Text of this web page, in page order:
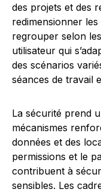
des projets et des
redimensionner
regrouper selon
utilisateur qui
des scénarios
séances de travail
La sécurité prend
mécanismes
données et des
permissions et le
contribuent à
sensibles. Les